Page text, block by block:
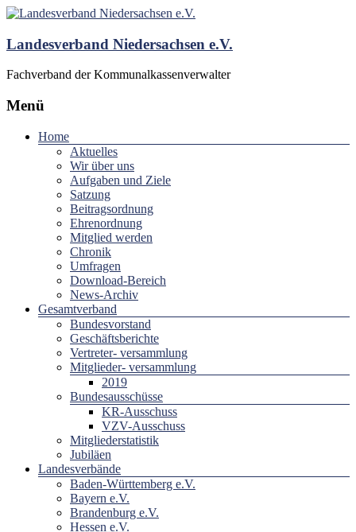
Landesverband Niedersachsen e.V.
Fachverband der Kommunalkassenverwalter
Menü
Home
Aktuelles
Wir über uns
Aufgaben und Ziele
Satzung
Beitragsordnung
Ehrenordnung
Mitglied werden
Chronik
Umfragen
Download-Bereich
News-Archiv
Gesamtverband
Bundesvorstand
Geschäftsberichte
Vertreter- versammlung
Mitglieder- versammlung
2019
Bundesausschüsse
KR-Ausschuss
VZV-Ausschuss
Mitgliederstatistik
Jubiläen
Landesverbände
Baden-Württemberg e.V.
Bayern e.V.
Brandenburg e.V.
Hessen e.V.